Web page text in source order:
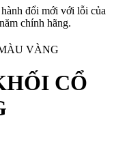
đổi mới với lỗi của
chính hãng.
CỔ